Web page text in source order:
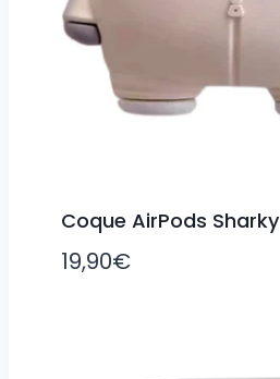
Coque AirPods Sharky
19,90€